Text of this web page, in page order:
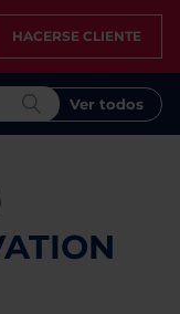
HACERSE CLIENTE
Ver todos